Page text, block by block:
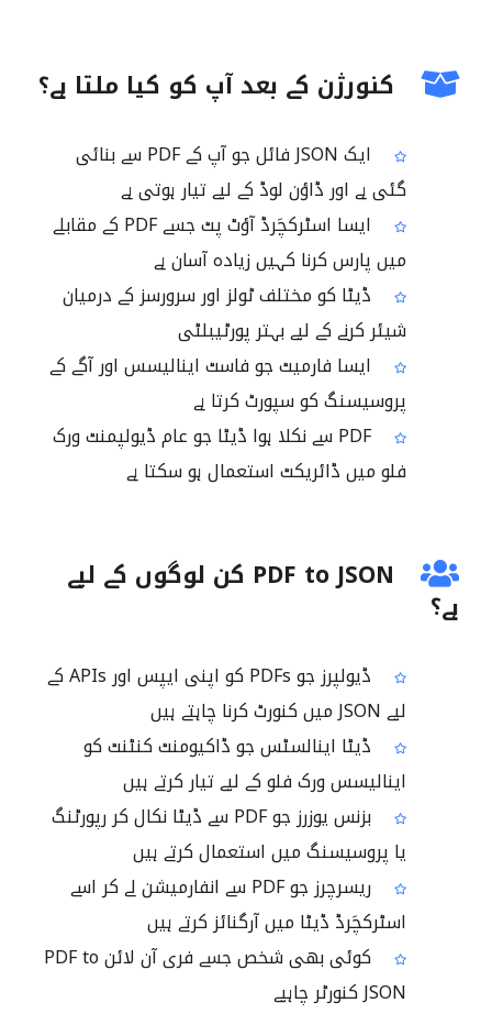
کنورژن کے بعد آپ کو کیا ملتا ہے؟
ایک JSON فائل جو آپ کے PDF سے بنائی
گئی ہے اور ڈاؤن لوڈ کے لیے تیار ہوتی ہے
ایسا اسٹرکچَرڈ آؤٹ پٹ جسے PDF کے مقابلے
میں پارس کرنا کہیں زیادہ آسان ہے
ڈیٹا کو مختلف ٹولز اور سرورسز کے درمیان
شیئر کرنے کے لیے بہتر پورٹیبلٹی
ایسا فارمیٹ جو فاسٹ اینالیسس اور آگے کے
پروسیسنگ کو سپورٹ کرتا ہے
PDF سے نکلا ہوا ڈیٹا جو عام ڈیولپمنٹ ورک
فلو میں ڈائریکٹ استعمال ہو سکتا ہے
PDF to JSON کن لوگوں کے لیے
ہے؟
ڈیولپرز جو PDFs کو اپنی ایپس اور APIs کے
لیے JSON میں کنورٹ کرنا چاہتے ہیں
ڈیٹا اینالسٹس جو ڈاکیومنٹ کنٹنٹ کو
اینالیسس ورک فلو کے لیے تیار کرتے ہیں
بزنس یوزرز جو PDF سے ڈیٹا نکال کر رپورٹنگ
یا پروسیسنگ میں استعمال کرتے ہیں
ریسرچرز جو PDF سے انفارمیشن لے کر اسے
اسٹرکچَرڈ ڈیٹا میں آرگنائز کرتے ہیں
کوئی بھی شخص جسے فری آن لائن PDF to
JSON کنورٹر چاہیے